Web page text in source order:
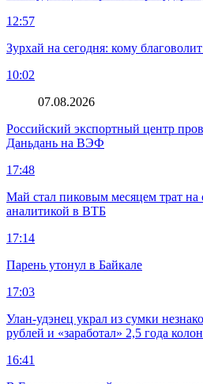
12:57
Зурхай на сегодня: кому
10:02
07.08.2026
Российский экспортный центр
Даньдань на ВЭФ
17:48
Май стал пиковым месяцем трат на
аналитикой в ВТБ
17:14
Парень утонул в Байкале
17:03
Улан-удэнец украл из сумки
рублей и «заработал» 2,5 года
16:41